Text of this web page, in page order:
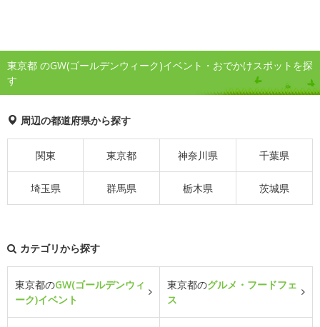
東京都 のGW(ゴールデンウィーク)イベント・おでかけスポットを探
す
周辺の都道府県から探す
関東 東京都 神奈川県 千葉県
埼玉県 群馬県 栃木県 茨城県
カテゴリから探す
東京都のGW(ゴールデンウィ
ーク)イベント
東京都のグルメ・フードフェ
ス